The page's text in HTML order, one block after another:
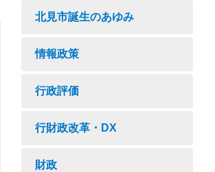
北見市誕生のあゆみ
情報政策
行政評価
行財政改革・DX
財政